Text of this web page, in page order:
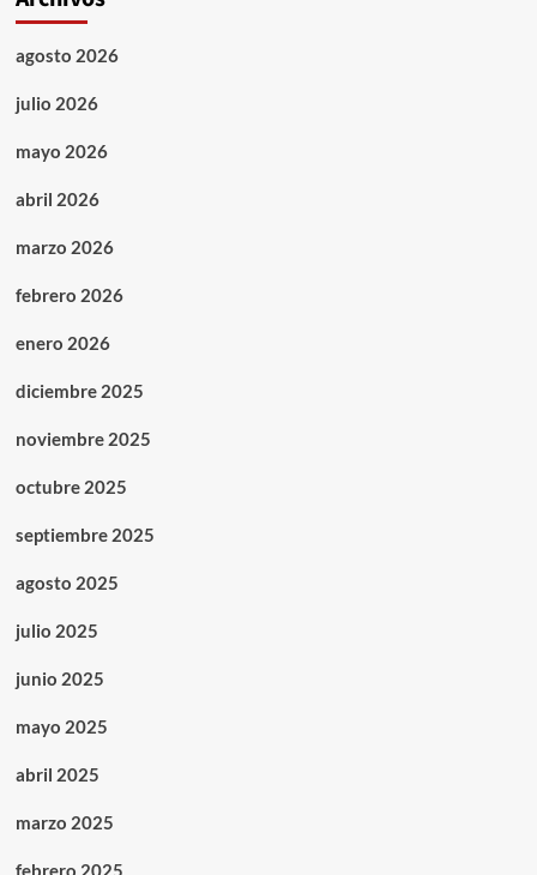
agosto 2026
julio 2026
mayo 2026
abril 2026
marzo 2026
febrero 2026
enero 2026
diciembre 2025
noviembre 2025
octubre 2025
septiembre 2025
agosto 2025
julio 2025
junio 2025
mayo 2025
abril 2025
marzo 2025
febrero 2025